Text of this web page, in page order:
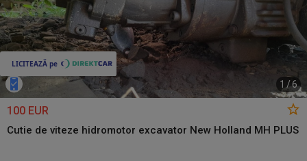
1 /6
100 EUR
Cutie de viteze hidromotor excavator New Holland MH PLUS